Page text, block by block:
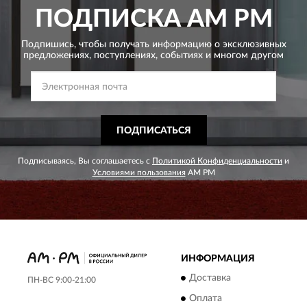
ПОДПИСКАAM PM
Подпишись, чтобы получать информацию о эксклюзивных
предложениях, поступлениях, событиях и многом другом
ПОДПИСАТЬСЯ
Подписываясь, Вы соглашаетесь с Политикой Конфиденциальности и
Условиями пользования AM PM
ПН-ВС 9:00-21:00
ИНФОРМАЦИЯ
Доставка
Оплата